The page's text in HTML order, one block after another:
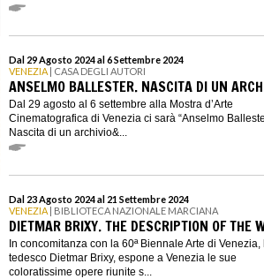
Dal 29 Agosto 2024 al 6 Settembre 2024
VENEZIA | CASA DEGLI AUTORI
ANSELMO BALLESTER. NASCITA DI UN
Dal 29 agosto al 6 settembre alla Mostra d’Arte
Cinematografica di Venezia ci sarà “Anselmo
Nascita di un archivio&...
Dal 23 Agosto 2024 al 21 Settembre 2024
VENEZIA | BIBLIOTECA NAZIONALE MARCIANA
DIETMAR BRIXY. THE DESCRIPTION OF THE
In concomitanza con la 60ª Biennale Arte di Venezia,
tedesco Dietmar Brixy, espone a Venezia le sue
coloratissime opere riunite s...